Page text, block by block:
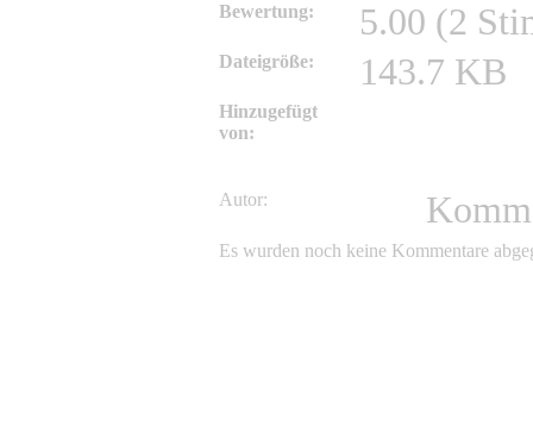
Bewertung: 5.00 (2
Dateigröße: 143.7 KB
Hinzugefügt
von:
Autor:
Es wurden noch keine Kommentare